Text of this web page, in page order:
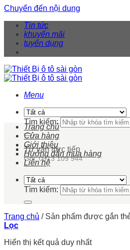
Chuyển đến nội dung
Tin tức
khuyến mãi
tuyển dụng
Menu
Tìm kiếm:
Tư vấn trực tiếp
Gọi: 0913 109 944
Trang chủ
Cửa hàng
Giới thiệu
Hướng dẫn mua hàng
Liên hệ
Tìm kiếm:
Trang chủ /Sản phẩm được gắn
Lọc
Hiển thị kết quả duy nhất